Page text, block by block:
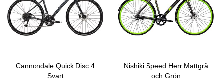
Cannondale Quick Disc 4
Svart
Nishiki Speed Herr Mattgrå
och Grön